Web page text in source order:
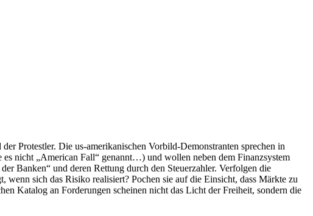
Protestler. Die us-amerikanischen Vorbild-Demonstranten sprechen in
nicht „American Fall“ genannt…) und wollen neben dem Finanzsystem
Banken“ und deren Rettung durch den Steuerzahler. Verfolgen die
sich das Risiko realisiert? Pochen sie auf die Einsicht, dass Märkte zu
Katalog an Forderungen scheinen nicht das Licht der Freiheit, sondern die